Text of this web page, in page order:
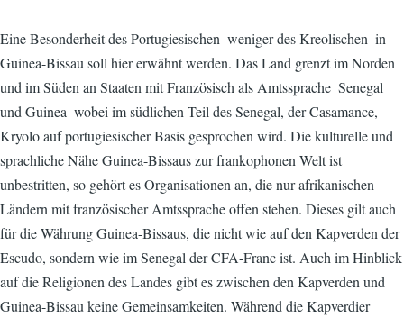
Eine Besonderheit des Portugiesischen  weniger des Kreolischen  in
Guinea-Bissau soll hier erwähnt werden. Das Land grenzt im Norden
und im Süden an Staaten mit Französisch als Amtssprache  Senegal
und Guinea  wobei im südlichen Teil des Senegal, der Casamance,
Kryolo auf portugiesischer Basis gesprochen wird. Die kulturelle und
sprachliche Nähe Guinea-Bissaus zur frankophonen Welt ist
unbestritten, so gehört es Organisationen an, die nur afrikanischen
Ländern mit französischer Amtssprache offen stehen. Dieses gilt auch
für die Währung Guinea-Bissaus, die nicht wie auf den Kapverden der
Escudo, sondern wie im Senegal der CFA-Franc ist. Auch im Hinblick
auf die Religionen des Landes gibt es zwischen den Kapverden und
Guinea-Bissau keine Gemeinsamkeiten. Während die Kapverdier